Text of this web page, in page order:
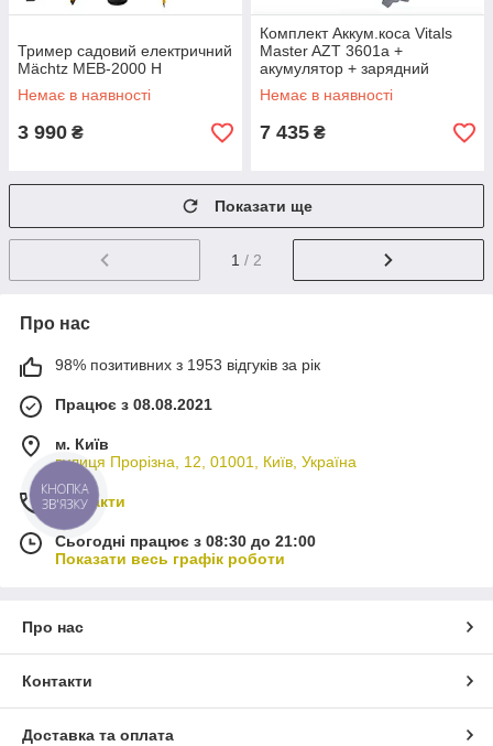
Тример садовий електричний
Mächtz MEB-2000 H
Немає в наявності
3 990 ₴
Комплект Аккум.коса Vitals
Master AZT 3601a +
акумулятор + зарядний
Немає в наявності
7 435 ₴
Показати ще
1 / 2
Про нас
98% позитивних з 1953 відгуків за рік
Працює з 08.08.2021
м. Київ
вулиця Прорізна, 12, 01001, Київ, Україна
Контакти
Сьогодні працює з 08:30 до 21:00
Показати весь графік роботи
Про нас
Контакти
Доставка та оплата
КНОПКА
ЗВ'ЯЗКУ